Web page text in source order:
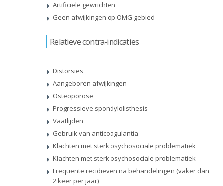
Artificiële gewrichten
Geen afwijkingen op OMG gebied
Relatieve contra-indicaties
Distorsies
Aangeboren afwijkingen
Osteoporose
Progressieve spondylolisthesis
Vaatlijden
Gebruik van anticoagulantia
Klachten met sterk psychosociale problematiek
Klachten met sterk psychosociale problematiek
Frequente recidieven na behandelingen (vaker dan
2 keer per jaar)